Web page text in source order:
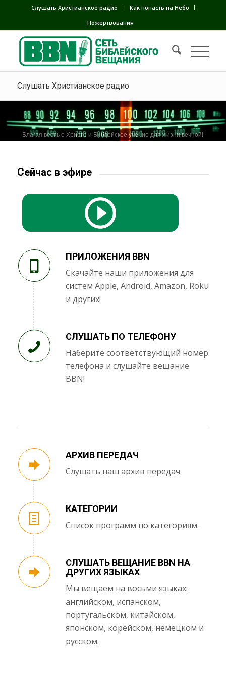
Слушать Христианское радио
Как попасть на Небо
Пожертвования
Слушать Христианское радио
Благая весть о Христе и Библейское учение для жизни вечной!
Сейчас в эфире
ПРИЛОЖЕНИЯ BBN
Скачайте наши приложения для
систем Apple, Android, Amazon, Roku
и других!
СЛУШАТЬ ПО ТЕЛЕФОНУ
Наберите соответствующий номер
телефона и слушайте вещание
BBN!
АРХИВ ПЕРЕДАЧ
Слушать наш архив передач.
КАТЕГОРИИ
Список программ по категориям.
СЛУШАТЬ ВЕЩАНИЕ BBN НА
ДРУГИХ ЯЗЫКАХ
Мы вещаем на восьми языках:
английском, испанском,
португальском, китайском,
японском, корейском, немецком и
русском.